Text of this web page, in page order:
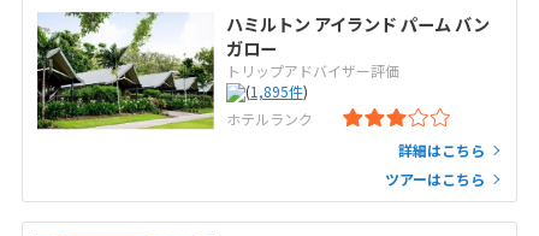
ハミルトン アイランド パーム バン
ガロー
トリップアドバイザー評価
(1,895件)
ホテルランク
詳細はこちら
ツアーはこちら